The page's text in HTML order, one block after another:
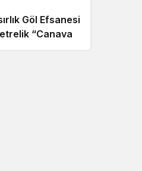
Göl Efsanesi
“Canavar”